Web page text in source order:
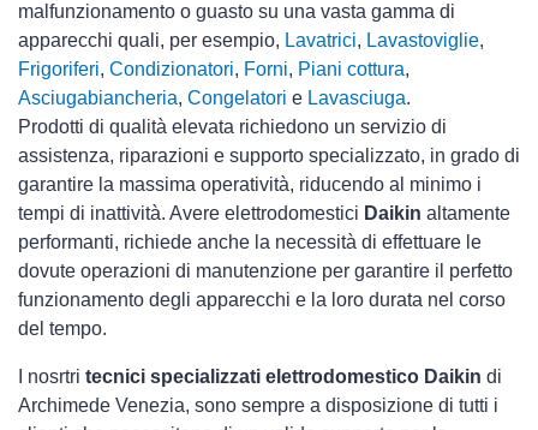
malfunzionamento o guasto su una vasta gamma di
apparecchi quali, per esempio, Lavatrici, Lavastoviglie,
Frigoriferi, Condizionatori, Forni, Piani cottura,
Asciugabiancheria, Congelatori e Lavasciuga.
Prodotti di qualità elevata richiedono un servizio di
assistenza, riparazioni e supporto specializzato, in grado di
garantire la massima operatività, riducendo al minimo i
tempi di inattività. Avere elettrodomestici Daikin altamente
performanti, richiede anche la necessità di effettuare le
dovute operazioni di manutenzione per garantire il perfetto
funzionamento degli apparecchi e la loro durata nel corso
del tempo.
I nosrtri tecnici specializzati elettrodomestico Daikin di
Archimede Venezia, sono sempre a disposizione di tutti i